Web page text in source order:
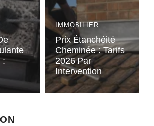
:
IMMOBILIER
Prix Étanchéité
Cheminée : Tarifs
2026 Par
Intervention